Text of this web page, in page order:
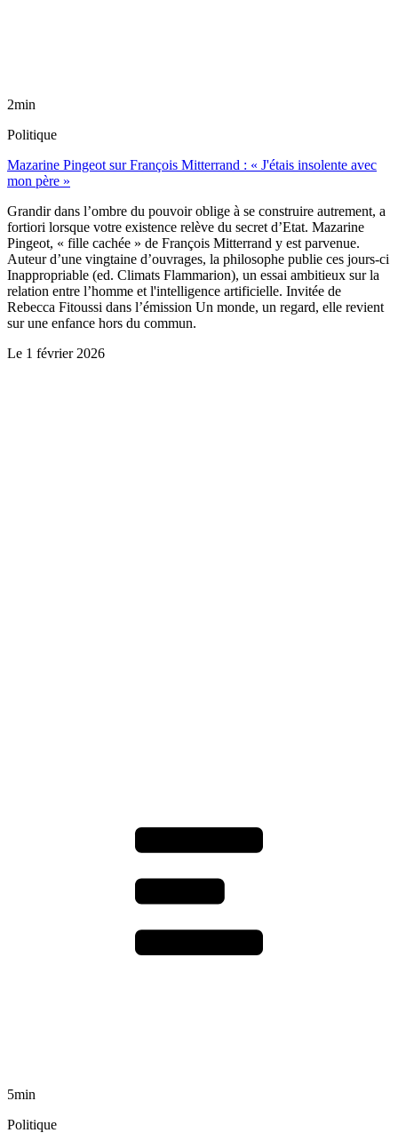
2min
Politique
Mazarine Pingeot sur François Mitterrand : « J'étais insolente avec
mon père »
Grandir dans l’ombre du pouvoir oblige à se construire autrement, a
fortiori lorsque votre existence relève du secret d’Etat. Mazarine
Pingeot, « fille cachée » de François Mitterrand y est parvenue.
Auteur d’une vingtaine d’ouvrages, la philosophe publie ces jours-ci
Inappropriable (ed. Climats Flammarion), un essai ambitieux sur la
relation entre l’homme et l'intelligence artificielle. Invitée de
Rebecca Fitoussi dans l’émission Un monde, un regard, elle revient
sur une enfance hors du commun.
Le 1 février 2026
5min
Politique